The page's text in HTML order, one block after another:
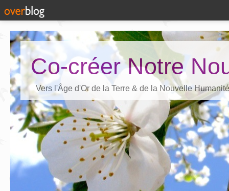
Co-créer Notre
Vers l'Âge d'Or de la Terre & de la Nouvelle Humanité